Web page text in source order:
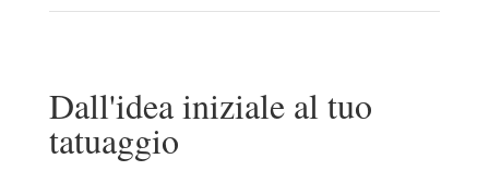
Dall'idea iniziale al tuo
tatuaggio